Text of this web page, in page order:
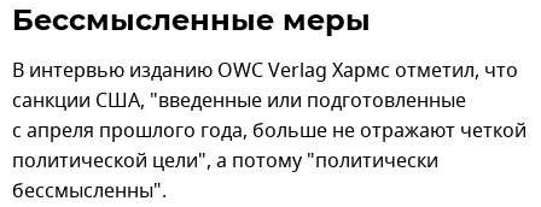
Бессмысленные меры
В интервью изданию OWC Verlag Хармс отметил, что
санкции США, "введенные или подготовленные
с апреля прошлого года, больше не отражают четкой
политической цели", а потому "политически
бессмысленны".